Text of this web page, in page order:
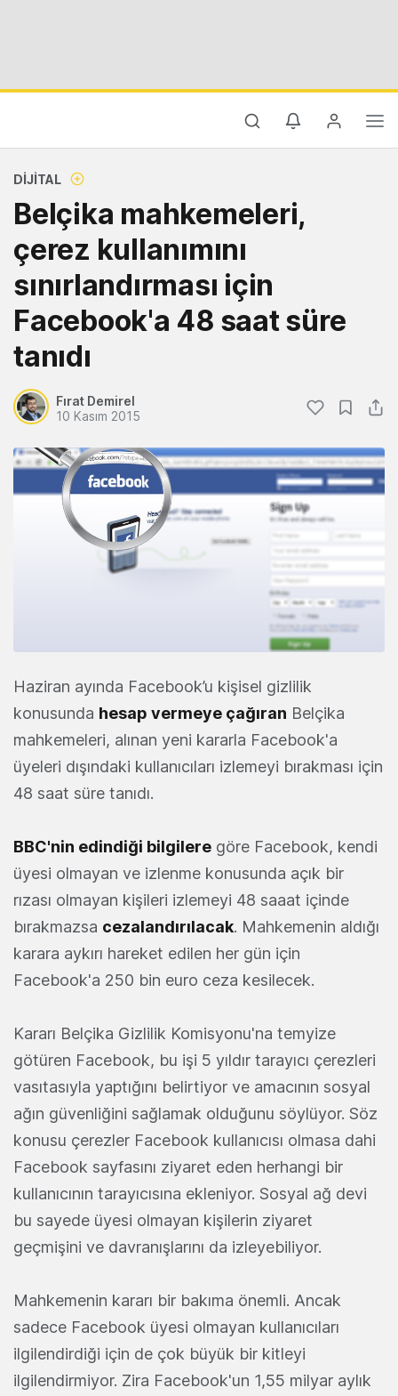
DIJITAL
Belçika mahkemeleri,
çerez kullanımını
sınırlandırması için
Facebook'a 48 saat süre
tanıdı
Fırat Demirel
10 Kasım 2015
Haziran ayında Facebook’u kişisel gizlilik
konusunda hesap vermeye çağıran Belçika
mahkemeleri, alınan yeni kararla Facebook'a
üyeleri dışındaki kullanıcıları izlemeyi bırakması için
48 saat süre tanıdı.
BBC'nin edindiği bilgilere göre Facebook, kendi
üyesi olmayan ve izlenme konusunda açık bir
rızası olmayan kişileri izlemeyi 48 saaat içinde
bırakmazsa cezalandırılacak. Mahkemenin aldığı
karara aykırı hareket edilen her gün için
Facebook'a 250 bin euro ceza kesilecek.
Kararı Belçika Gizlilik Komisyonu'na temyize
götüren Facebook, bu işi 5 yıldır tarayıcı çerezleri
vasıtasıyla yaptığını belirtiyor ve amacının sosyal
ağın güvenliğini sağlamak olduğunu söylüyor. Söz
konusu çerezler Facebook kullanıcısı olmasa dahi
Facebook sayfasını ziyaret eden herhangi bir
kullanıcının tarayıcısına ekleniyor. Sosyal ağ devi
bu sayede üyesi olmayan kişilerin ziyaret
geçmişini ve davranışlarını da izleyebiliyor.
Mahkemenin kararı bir bakıma önemli. Ancak
sadece Facebook üyesi olmayan kullanıcıları
ilgilendirdiği için de çok büyük bir kitleyi
ilgilendirmiyor. Zira Facebook'un 1,55 milyar aylık